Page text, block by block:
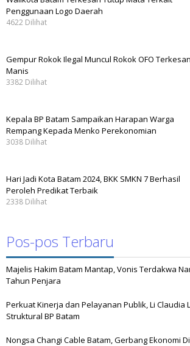
Penggunaan Logo Daerah
4622 Dilihat
Gempur Rokok Ilegal Muncul Rokok OFO Terkesan
Manis
3382 Dilihat
Kepala BP Batam Sampaikan Harapan Warga
Rempang Kepada Menko Perekonomian
3038 Dilihat
Hari Jadi Kota Batam 2024, BKK SMKN 7 Berhasil
Peroleh Predikat Terbaik
2338 Dilihat
Pos-pos Terbaru
Majelis Hakim Batam Mantap, Vonis Terdakwa
Tahun Penjara
Perkuat Kinerja dan Pelayanan Publik, Li Claudia
Struktural BP Batam
Nongsa Changi Cable Batam, Gerbang Ekonomi